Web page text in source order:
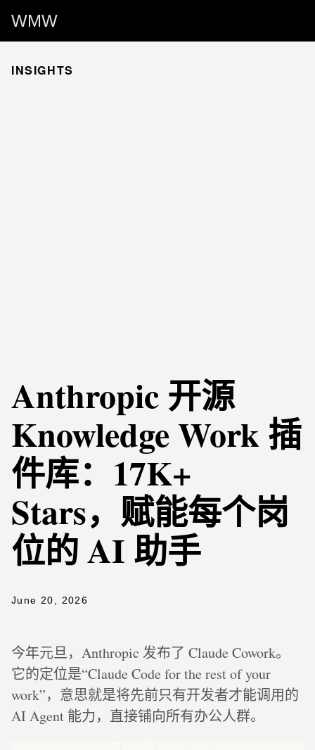
WMW
INSIGHTS
Anthropic 开源
Knowledge Work 插
件库：17K+
Stars，赋能每个岗
位的 AI 助手
June 20, 2026
今年元旦，Anthropic 发布了 Claude Cowork。
它的定位是“Claude Code for the rest of your
work”，意思就是将先前只有开发者才能调用的
AI Agent 能力，直接铺向所有办公人群。